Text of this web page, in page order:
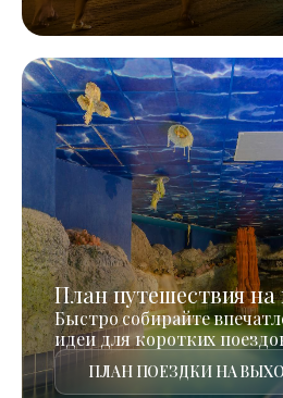
План путешествия
Быстро собирайте
идеи для коротких
ПЛАН ПОЕЗДКИ НА